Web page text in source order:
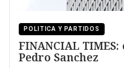
POLITICA Y PARTIDOS
FINANCIAL
Pedro Sanchez